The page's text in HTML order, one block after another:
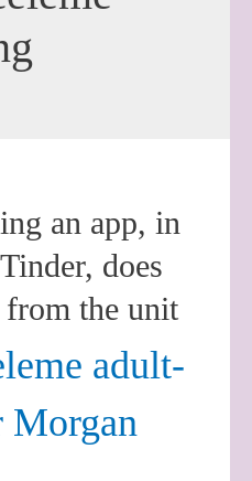
an app, in
does
the unit
adult-
Morgan